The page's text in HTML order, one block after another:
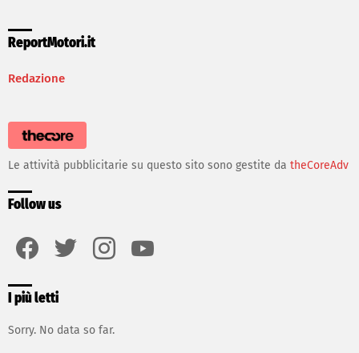
ReportMotori.it
Redazione
Le attività pubblicitarie su questo sito sono gestite da theCoreAdv
Follow us
I più letti
Sorry. No data so far.